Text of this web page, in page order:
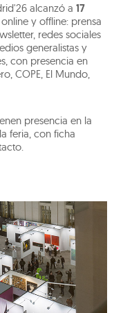
alcanzó a 17
y offline: prensa
redes sociales
generalistas y
con presencia en
COPE, El Mundo,
presencia en la
feria, con ficha